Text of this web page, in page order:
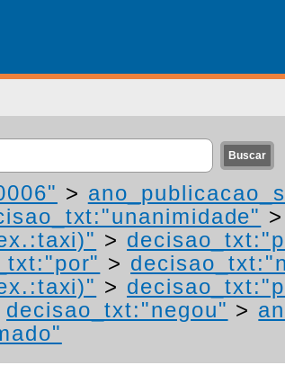
>
>
>
>
>
decisao_txt:"negou" >